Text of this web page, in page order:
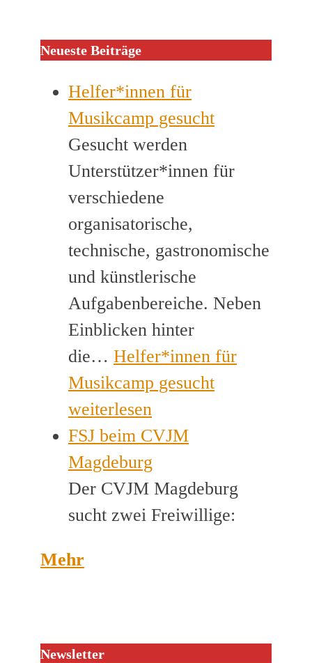
Neueste Beiträge
Helfer*innen für
Musikcamp gesucht
Gesucht werden
Unterstützer*innen für
verschiedene
organisatorische,
technische, gastronomische
und künstlerische
Aufgabenbereiche. Neben
Einblicken hinter
die… Helfer*innen für
Musikcamp gesucht
weiterlesen
FSJ beim CVJM
Magdeburg
Der CVJM Magdeburg
sucht zwei Freiwillige:
Mehr
Newsletter